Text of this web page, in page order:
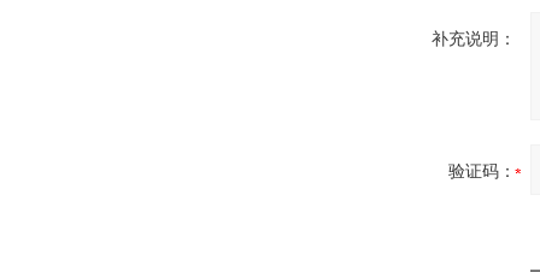
补充说明：
验证码：